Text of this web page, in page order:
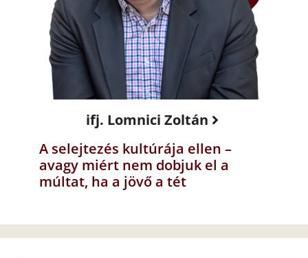
ifj. Lomnici Zoltán
A selejtezés kultúrája ellen –
avagy miért nem dobjuk el a
múltat, ha a jövő a tét